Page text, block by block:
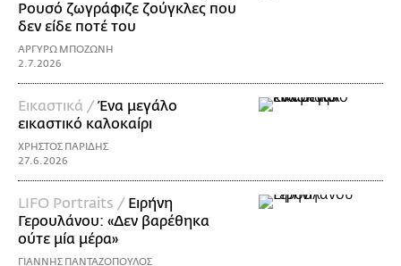
Ρουσό ζωγράφιζε ζούγκλες που
δεν είδε ποτέ του
ΑΡΓΥΡΩ ΜΠΟΖΩΝΗ
2.7.2026
Εικαστικά /Ένα μεγάλο
εικαστικό καλοκαίρι
ΧΡΗΣΤΟΣ ΠΑΡΙΔΗΣ
27.6.2026
LIFO Portraits / Ειρήνη
Γερουλάνου: «Δεν βαρέθηκα
ούτε μία μέρα»
ΓΙΑΝΝΗΣ ΠΑΝΤΑΖΟΠΟΥΛΟΣ